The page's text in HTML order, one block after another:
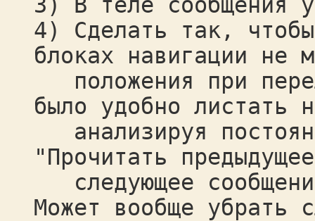
4) Сделать так,
блоках навигации не
положения при
было удобно листать
анализируя
"Прочитать
следующее
Может вообще убрать